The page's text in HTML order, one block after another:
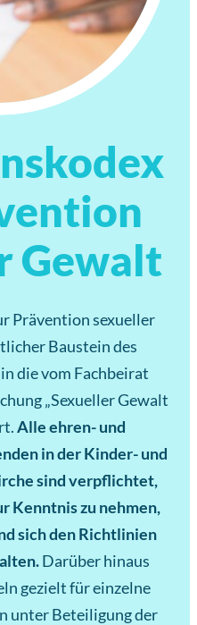
Gewalt
Prävention sexueller
Baustein des
die vom Fachbeirat
„Sexueller Gewalt
Alle ehren- und
in der Kinder- und
sind verpflichtet,
Kenntnis zu nehmen,
sich den Richtlinien
Darüber hinaus
gezielt für einzelne
unter Beteiligung der